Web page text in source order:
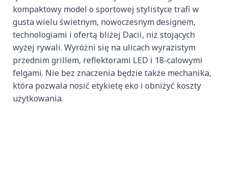
kompaktowy model o sportowej stylistyce trafi w
gusta wielu świetnym, nowoczesnym designem,
technologiami i ofertą bliżej Dacii, niż stojących
wyżej rywali. Wyróżni się na ulicach wyrazistym
przednim grillem, reflektorami LED i 18-calowymi
felgami. Nie bez znaczenia będzie także mechanika,
która pozwala nosić etykietę eko i obniżyć koszty
użytkowania.